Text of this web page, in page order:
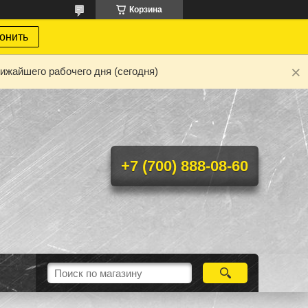
Корзина
рабочего дня (сегодня)
+7 (700) 888-08-60